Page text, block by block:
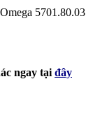
5701.80.03
ngay tại đây